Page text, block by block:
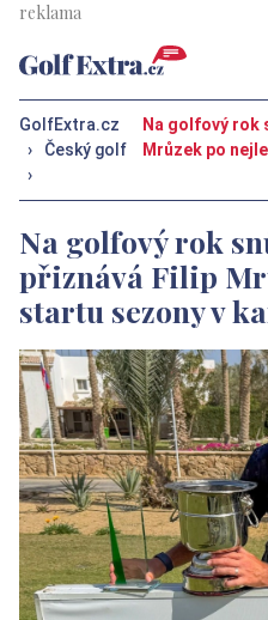
GolfExtra.cz
›
Český golf
›
Na golfový rok
Mrůzek po
Na golfový rok
přiznává Filip
startu sezony v